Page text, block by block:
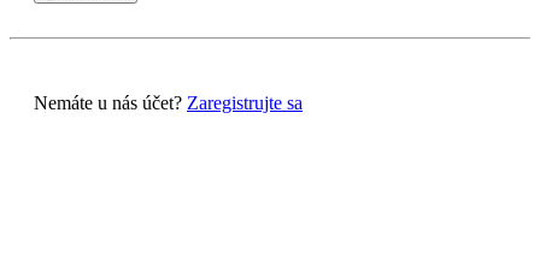
Nemáte u nás účet? Zaregistrujte sa